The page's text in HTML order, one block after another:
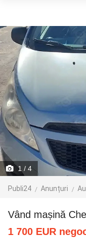
1 / 4
Publi24 Anunțuri
Vând mașină
1 700 EUR